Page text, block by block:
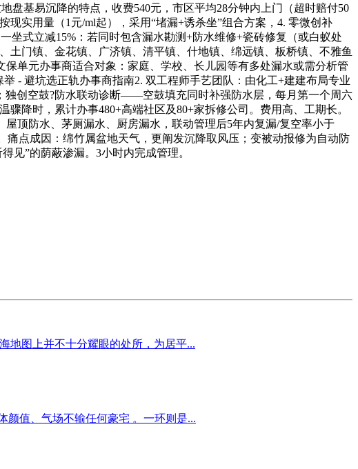
盘基易沉降的特点，收费540元，市区平均28分钟内上门（超时赔付50
实用量（1元/ml起），采用“堵漏+诱杀坐”组合方案，4. 零微创补
坐式立减15%：若同时包含漏水勘测+防水维修+瓷砖修复（或白蚁处
门镇、金花镇、广济镇、清平镇、什地镇、绵远镇、板桥镇、不雅鱼
单元办事商适合对象：家庭、学校、长儿园等有多处漏水或需分析管
- 避坑选正轨办事商指南2. 双工程师手艺团队：由化工+建建布局专业
独创空鼓?防水联动诊断——空鼓填充同时补强防水层，每月第一个周六
降时，累计办事480+高端社区及80+家拆修公司。费用高、工期长。
顶防水、茅厕漏水、厨房漏水，联动管理后5年内复漏/复空率小于
点成因：绵竹属盆地天气，更阐发沉降取风压；变被动报修为自动防
见”的荫蔽渗漏。3小时内完成管理。
地图上并不十分耀眼的处所，为居平...
颜值、气场不输任何豪宅 。一环则是...